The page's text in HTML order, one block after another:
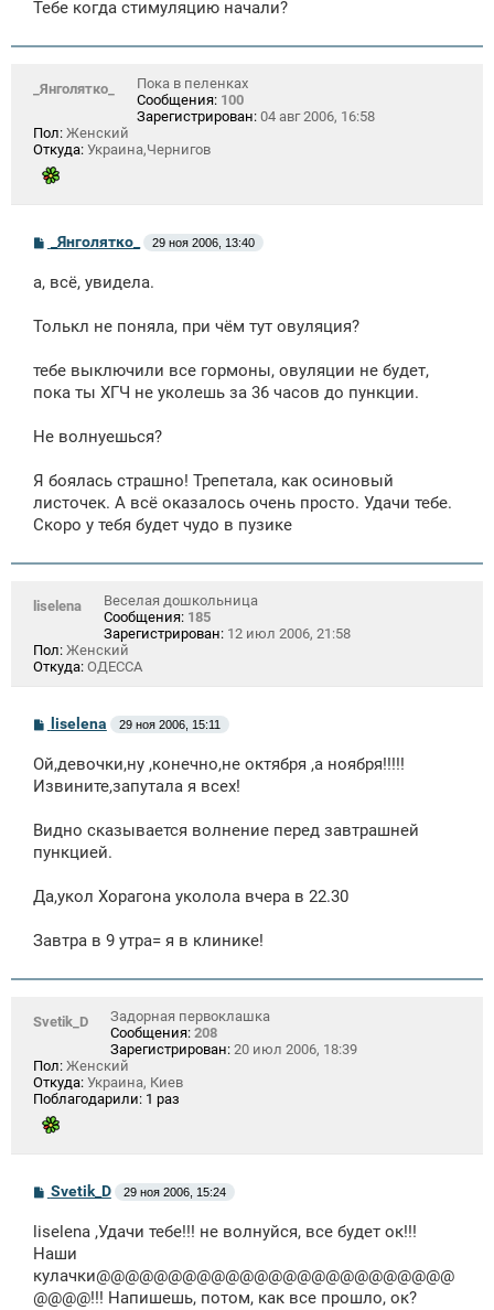
Тебе когда стимуляцию начали?
_Янголятко_
Пока в пеленках
Сообщения: 100
Зарегистрирован: 04 авг 2006, 16:58
Пол: Женский
Откуда: Украина,Чернигов
б
н
е
_Янголятко_ 29 ноя 2006, 13:40
а, всё, увидела.
Толькл не поняла, при чём тут овуляция?
тебе выключили все гормоны, овуляции не будет,
пока ты ХГЧ не уколешь за 36 часов до пункции.
Не волнуешься?
Я боялась страшно! Трепетала, как осиновый
листочек. А всё оказалось очень просто. Удачи тебе.
Скоро у тебя будет чудо в пузике
liselena
Веселая дошкольница
Сообщения: 185
Зарегистрирован: 12 июл 2006, 21:58
Пол: Женский
Откуда: ОДЕССА
С
б
щ
и
liselena 29 ноя 2006, 15:11
Ой,девочки,ну ,конечно,не октября ,а ноября!!!!!
Извините,запутала я всех!
Видно сказывается волнение перед завтрашней
пункцией.
Да,укол Хорагона уколола вчера в 22.30
Завтра в 9 утра= я в клинике!
Svetik_D
Задорная первоклашка
Сообщения: 208
Зарегистрирован: 20 июл 2006, 18:39
Пол: Женский
Откуда: Украина, Киев
Поблагодарили: 1 раз
С
б
щ
н
и
Svetik_D 29 ноя 2006, 15:24
liselena ,Удачи тебе!!! не волнуйся, все будет ок!!!
Наши
кулачки@@@@@@@@@@@@@@@@@@@@@@@@@
@@@@!!! Напишешь, потом, как все прошло, ок?